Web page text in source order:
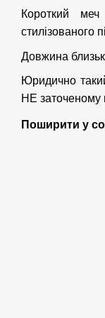
Короткий
стилізованого
Довжина
Юридично
НЕ заточеному
Поширити у